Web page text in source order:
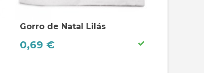
Gorro de Natal Lilás
0,69 €